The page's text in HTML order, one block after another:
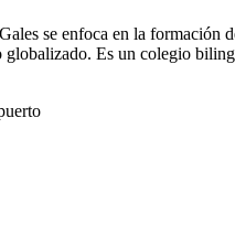
se enfoca en la formación
globalizado. Es un colegio